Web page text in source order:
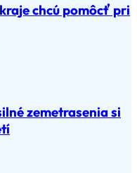
chcú pomôcť pri
zemetrasenia si